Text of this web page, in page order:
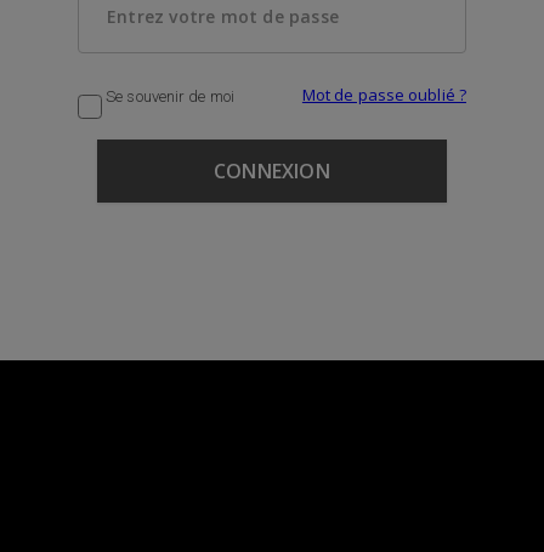
Se souvenir de moi Mot de passe oublié ?